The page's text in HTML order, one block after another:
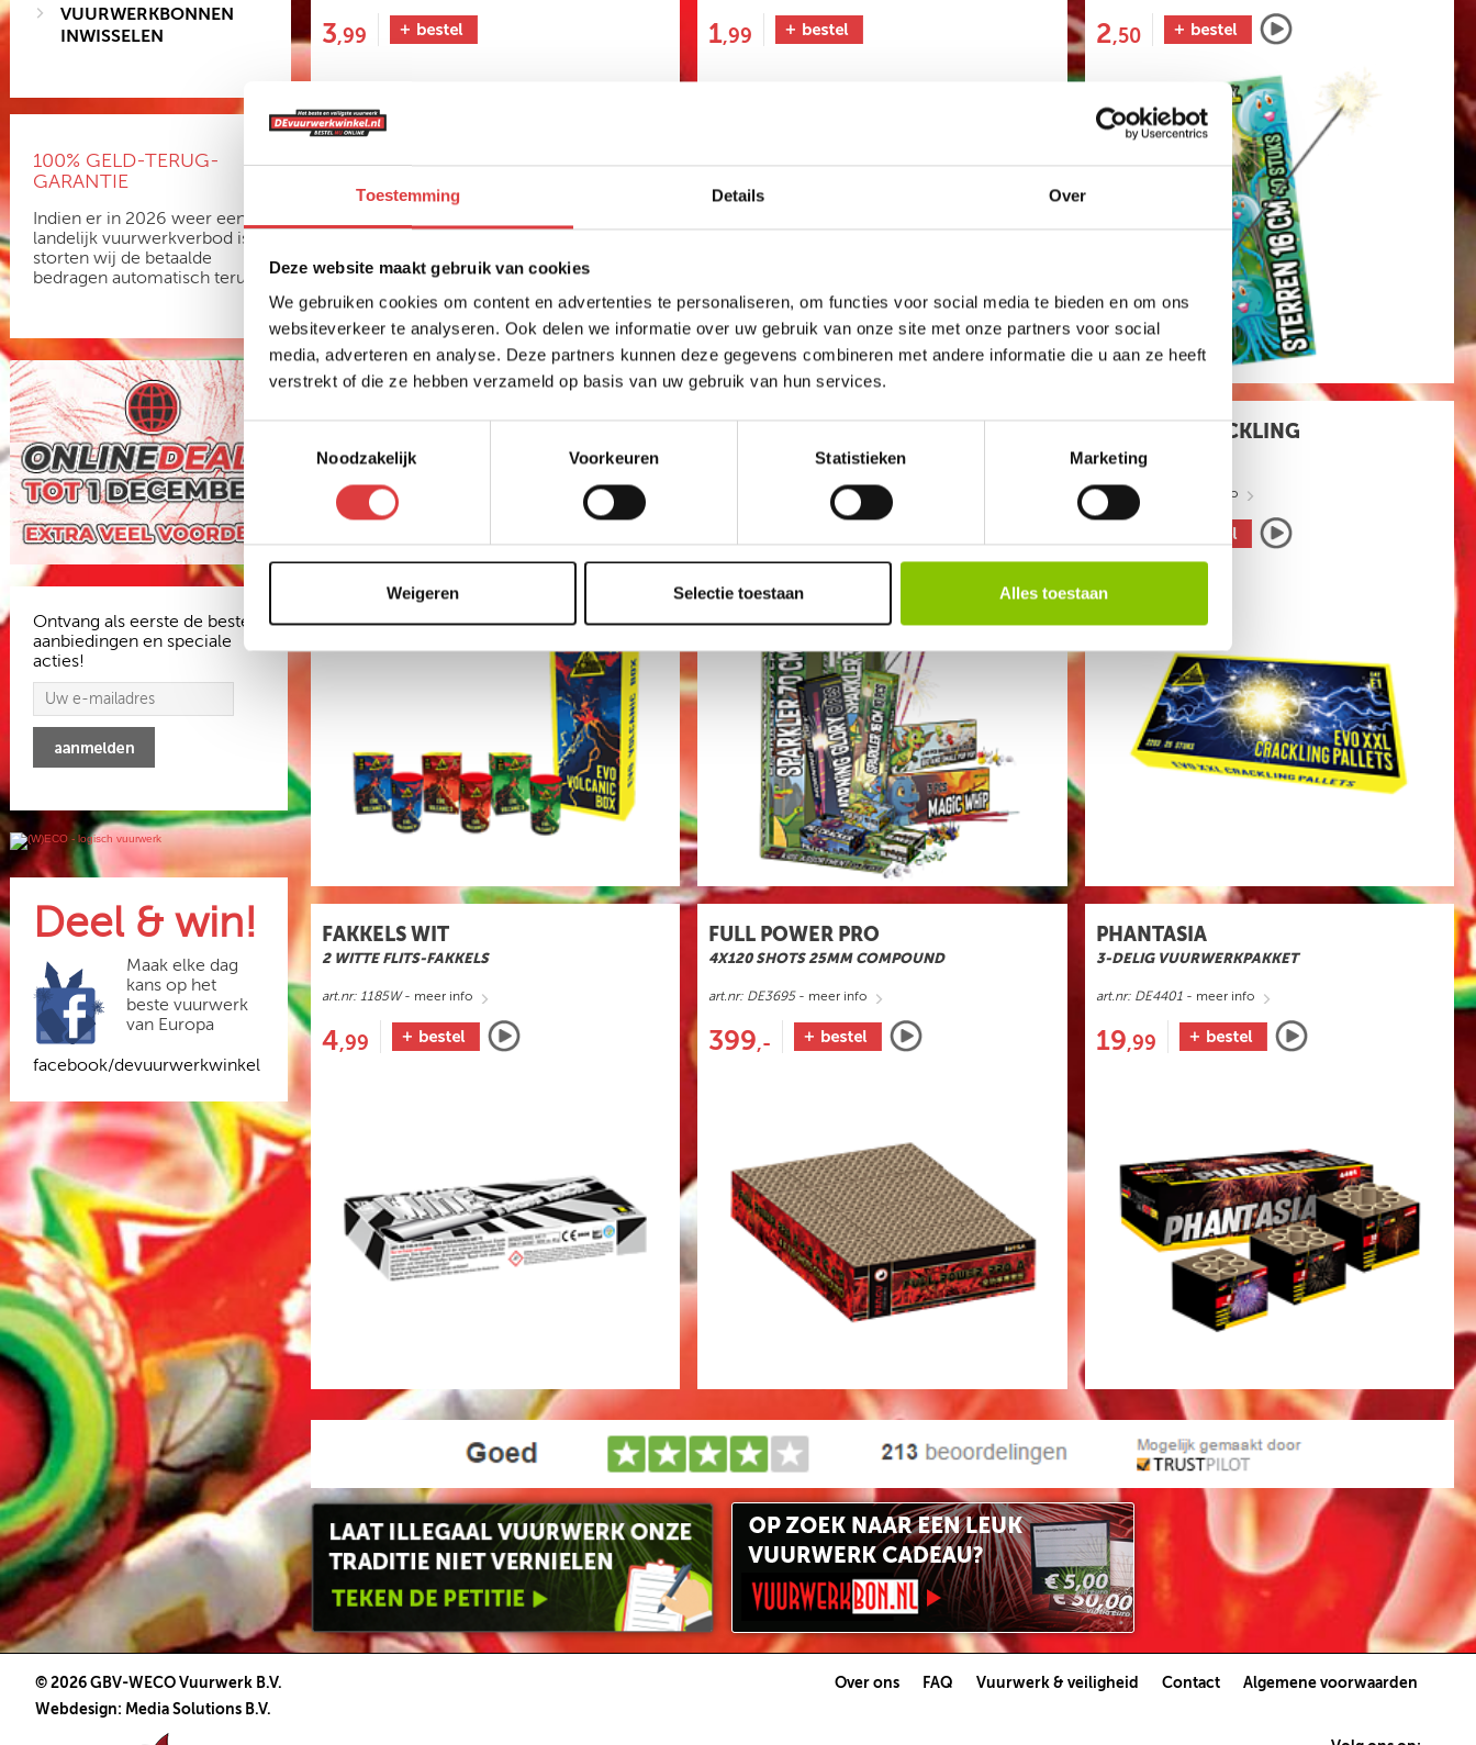
Toestemming Details Over
Deze website maakt gebruik van cookies
We gebruiken cookies om content en advertenties te personaliseren, om functies voor social media te bieden en om ons
websiteverkeer te analyseren. Ook delen we informatie over uw gebruik van onze site met onze partners voor social
media, adverteren en analyse. Deze partners kunnen deze gegevens combineren met andere informatie die u aan ze heeft
verstrekt of die ze hebben verzameld op basis van uw gebruik van hun services.
Noodzakelijk
Voorkeuren Statistieken Marketing
Weigeren Selectie toestaan Alles toestaan
VUURWERKBONNEN
INWISSELEN
100% GELD-TERUG-
GARANTIE
Indien er in 2026 weer een
landelijk vuurwerkverbod is,
storten wij de betaalde
bedragen automatisch terug
Ontvang als eerste de beste
aanbiedingen en speciale
acties!
Deel & win!
Maak elke dag
kans op het
beste vuurwerk
van Europa
facebook/devuurwerkwinkel
3,99 1,99 2,50
6-DELIG VUURWERKPAKKET
art.nr: 2221- meer info
9,99
173-DELIG VUURWERKPAKKET
- meer info
14,99
EVO XXL CRACKLING
25 STUKS
art.nr: 2203 - meer info
2,50
FAKKELS WIT
2 WITTE FLITS-FAKKELS
art.nr: 1185W- meer info
4,99
FULL POWER PRO
4X120 SHOTS 25MM COMPOUND
art.nr: DE3695- meer info
399,-
PHANTASIA
3-DELIG VUURWERKPAKKET
art.nr: DE4401- meer info
19,99
© 2026 GBV-WECO Vuurwerk B.V.
Webdesign: Media Solutions B.V.
Over ons FAQ Vuurwerk & veiligheid Contact Algemene voorwaarden